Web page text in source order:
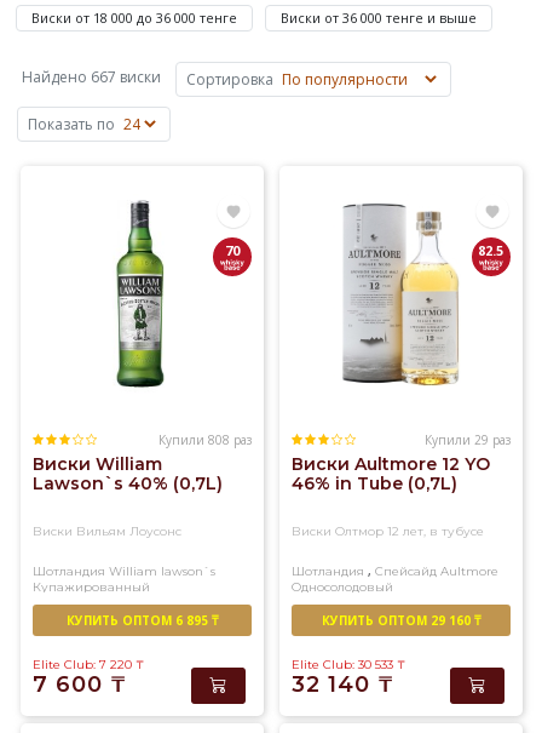
зернового
сусла
основе
ячменя,
пшеницы,
Канаде,
известен
японский
виски.
вы
найдете
огромный
ассортимент
Виски от 18 000 до 36 000 тенге Виски от 36 000 тенге и выше
Найдено 667 виски Сортировка
Показать по
70
Купили 808 раз
Виски William
Lawson`s 40% (0,7L)
Виски Вильям Лоусонс
Шотландия William lawson`s
Купажированный
КУПИТЬ ОПТОМ 6 895 ₸
Elite Club: 7 220 ₸
7 600 ₸
82.5
Купили 29 раз
Виски Aultmore 12 YO
46% in Tube (0,7L)
Виски Олтмор 12 лет, в тубусе
Шотландия , Спейсайд Aultmore
Односолодовый
КУПИТЬ ОПТОМ 29 160 ₸
Elite Club: 30 533 ₸
32 140 ₸